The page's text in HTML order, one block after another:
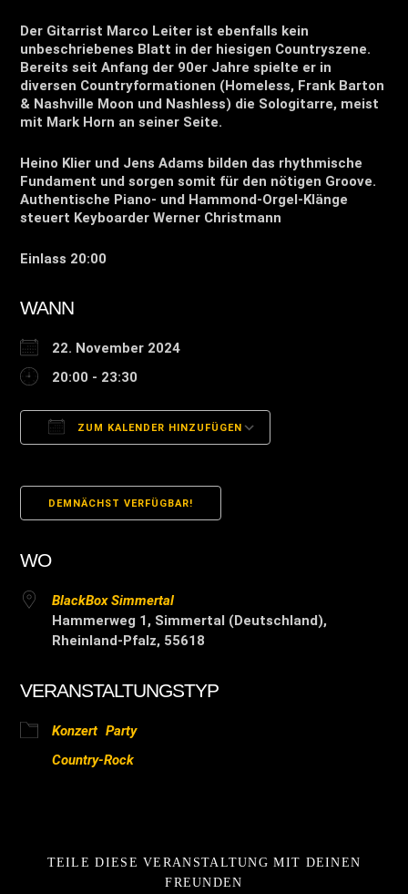
Der Gitarrist Marco Leiter ist ebenfalls kein
unbeschriebenes Blatt in der hiesigen Countryszene.
Bereits seit Anfang der 90er Jahre spielte er in
diversen Countryformationen (Homeless, Frank Barton
& Nashville Moon und Nashless) die Sologitarre, meist
mit Mark Horn an seiner Seite.
Heino Klier und Jens Adams bilden das rhythmische
Fundament und sorgen somit für den nötigen Groove.
Authentische Piano- und Hammond-Orgel-Klänge
steuert Keyboarder Werner Christmann
Einlass 20:00
WANN
22. November 2024
20:00 - 23:30
ZUM KALENDER HINZUFÜGEN
DEMNÄCHST VERFÜGBAR!
WO
BlackBox Simmertal
Hammerweg 1, Simmertal (Deutschland),
Rheinland-Pfalz, 55618
VERANSTALTUNGSTYP
Konzert Party
Country-Rock
TEILE DIESE VERANSTALTUNG MIT DEINEN
FREUNDEN